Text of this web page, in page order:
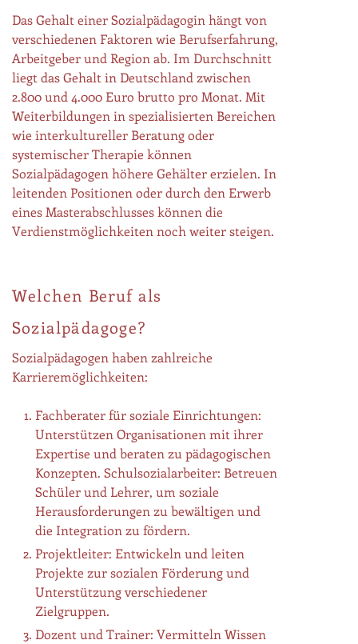
Das Gehalt einer Sozialpädagogin hängt von
verschiedenen Faktoren wie Berufserfahrung,
Arbeitgeber und Region ab. Im Durchschnitt
liegt das Gehalt in Deutschland zwischen
2.800 und 4.000 Euro brutto pro Monat. Mit
Weiterbildungen in spezialisierten Bereichen
wie interkultureller Beratung oder
systemischer Therapie können
Sozialpädagogen höhere Gehälter erzielen. In
leitenden Positionen oder durch den Erwerb
eines Masterabschlusses können die
Verdienstmöglichkeiten noch weiter steigen.
Welchen Beruf als
Sozialpädagoge?
Sozialpädagogen haben zahlreiche
Karrieremöglichkeiten:
Fachberater für soziale Einrichtungen:
Unterstützen Organisationen mit ihrer
Expertise und beraten zu pädagogischen
Konzepten. Schulsozialarbeiter: Betreuen
Schüler und Lehrer, um soziale
Herausforderungen zu bewältigen und
die Integration zu fördern.
Projektleiter: Entwickeln und leiten
Projekte zur sozialen Förderung und
Unterstützung verschiedener
Zielgruppen.
Dozent und Trainer: Vermitteln Wissen